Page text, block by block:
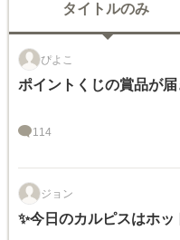
タイトルのみ
ぴよこ
ポイントくじの賞品が
114
ジョン
✨今日のカルピスはホ